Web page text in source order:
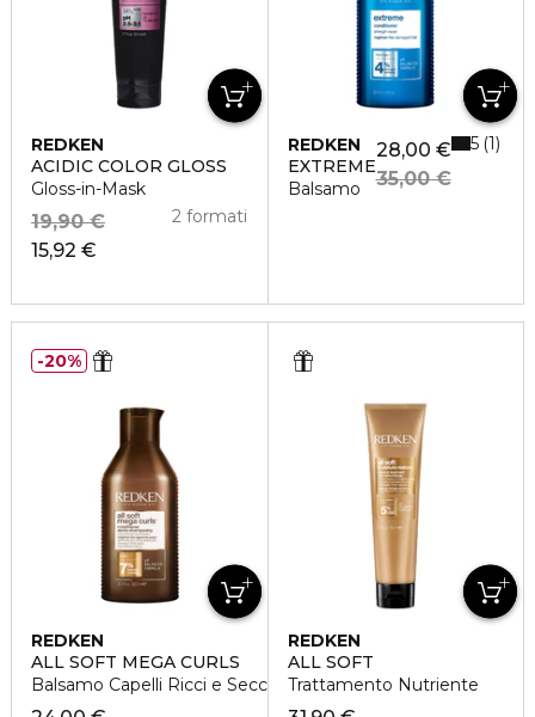
REDKEN
ACIDIC COLOR GLOSS
Gloss-in-Mask
15,92 €
19,90 € 2 formati
REDKEN
EXTREME
Balsamo
28,00 €
35,00 €
5 1
REDKEN
ALL SOFT MEGA CURLS
Balsamo Capelli Ricci e Secchi
20%
REDKEN
ALL SOFT
Trattamento Nutriente